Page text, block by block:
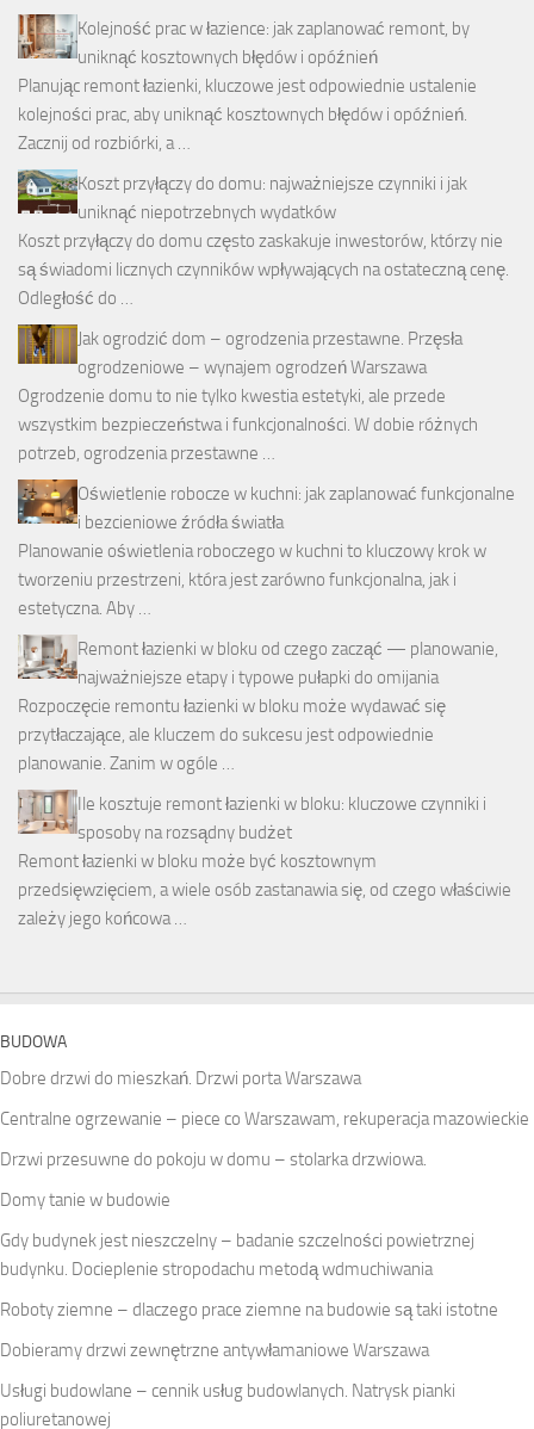
Kolejność prac w łazience: jak zaplanować remont, by
uniknąć kosztownych błędów i opóźnień
Planując remont łazienki, kluczowe jest odpowiednie ustalenie
kolejności prac, aby uniknąć kosztownych błędów i opóźnień.
Zacznij od rozbiórki, a …
Koszt przyłączy do domu: najważniejsze czynniki i jak
uniknąć niepotrzebnych wydatków
Koszt przyłączy do domu często zaskakuje inwestorów, którzy nie
są świadomi licznych czynników wpływających na ostateczną cenę.
Odległość do …
Jak ogrodzić dom – ogrodzenia przestawne. Przęsła
ogrodzeniowe – wynajem ogrodzeń Warszawa
Ogrodzenie domu to nie tylko kwestia estetyki, ale przede
wszystkim bezpieczeństwa i funkcjonalności. W dobie różnych
potrzeb, ogrodzenia przestawne …
Oświetlenie robocze w kuchni: jak zaplanować funkcjonalne
i bezcieniowe źródła światła
Planowanie oświetlenia roboczego w kuchni to kluczowy krok w
tworzeniu przestrzeni, która jest zarówno funkcjonalna, jak i
estetyczna. Aby …
Remont łazienki w bloku od czego zacząć — planowanie,
najważniejsze etapy i typowe pułapki do omijania
Rozpoczęcie remontu łazienki w bloku może wydawać się
przytłaczające, ale kluczem do sukcesu jest odpowiednie
planowanie. Zanim w ogóle …
Ile kosztuje remont łazienki w bloku: kluczowe czynniki i
sposoby na rozsądny budżet
Remont łazienki w bloku może być kosztownym
przedsięwzięciem, a wiele osób zastanawia się, od czego właściwie
zależy jego końcowa …
BUDOWA
Dobre drzwi do mieszkań. Drzwi porta Warszawa
Centralne ogrzewanie – piece co Warszawam, rekuperacja mazowieckie
Drzwi przesuwne do pokoju w domu – stolarka drzwiowa.
Domy tanie w budowie
Gdy budynek jest nieszczelny – badanie szczelności powietrznej
budynku. Docieplenie stropodachu metodą wdmuchiwania
Roboty ziemne – dlaczego prace ziemne na budowie są taki istotne
Dobieramy drzwi zewnętrzne antywłamaniowe Warszawa
Usługi budowlane – cennik usług budowlanych. Natrysk pianki
poliuretanowej